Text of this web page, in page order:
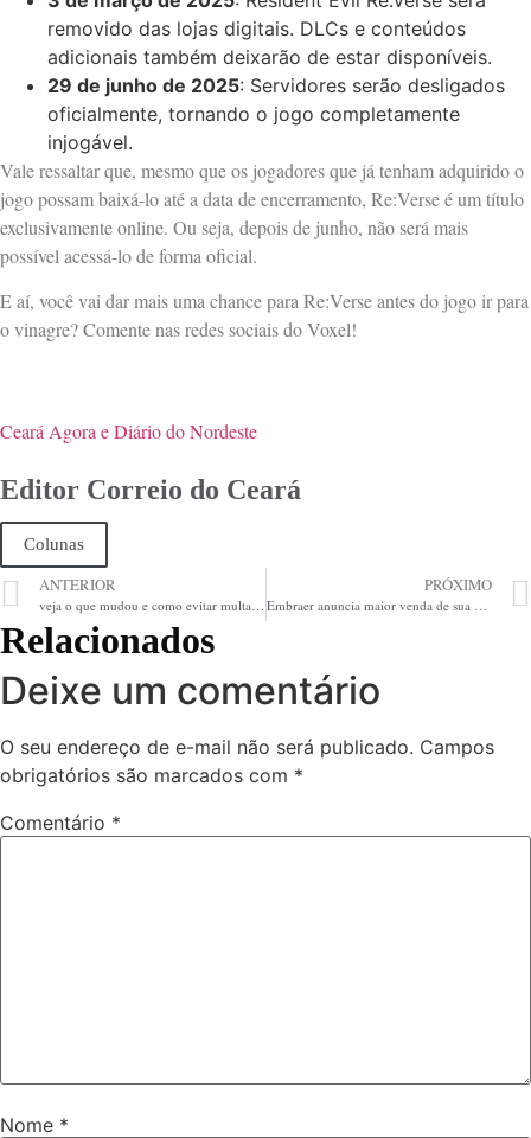
removido das lojas digitais. DLCs e conteúdos
adicionais também deixarão de estar disponíveis.
29 de junho de 2025: Servidores serão desligados
oficialmente, tornando o jogo completamente
injogável.
Vale ressaltar que, mesmo que os jogadores que já tenham adquirido o
jogo possam baixá-lo até a data de encerramento, Re:Verse é um título
exclusivamente online. Ou seja, depois de junho, não será mais
possível acessá-lo de forma oficial.
E aí, você vai dar mais uma chance para Re:Verse antes do jogo ir para
o vinagre? Comente nas redes sociais do Voxel!
Ceará Agora e Diário do Nordeste
Editor Correio do Ceará
Colunas
ANTERIOR
veja o que mudou e como evitar multas – Ceará Agora • As Notícias Mais Importantes de Fortaleza, Ceará, Brasil
PRÓXIMO
Embraer anuncia maior venda de sua história, enquanto ITA expande presença no Ceará
Relacionados
Deixe um comentário
O seu endereço de e-mail não será publicado. Campos
obrigatórios são marcados com *
Comentário *
Nome *